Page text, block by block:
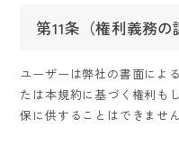
第11条（権利義務の
ユーザーは弊社の書面によ
たは本規約に基づく権利も
保に供することはできません